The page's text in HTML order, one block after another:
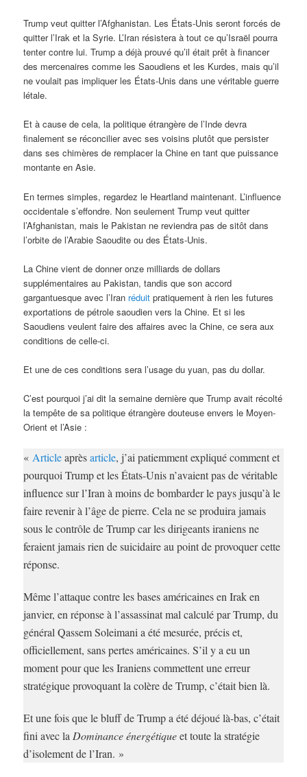
Trump veut quitter l’Afghanistan. Les États-Unis seront forcés de
quitter l’Irak et la Syrie. L’Iran résistera à tout ce qu’Israël pourra
tenter contre lui. Trump a déjà prouvé qu’il était prêt à financer
des mercenaires comme les Saoudiens et les Kurdes, mais qu’il
ne voulait pas impliquer les États-Unis dans une véritable guerre
létale.
Et à cause de cela, la politique étrangère de l’Inde devra
finalement se réconcilier avec ses voisins plutôt que persister
dans ses chimères de remplacer la Chine en tant que puissance
montante en Asie.
En termes simples, regardez le Heartland maintenant. L’influence
occidentale s’effondre. Non seulement Trump veut quitter
l’Afghanistan, mais le Pakistan ne reviendra pas de sitôt dans
l’orbite de l’Arabie Saoudite ou des États-Unis.
La Chine vient de donner onze milliards de dollars
supplémentaires au Pakistan, tandis que son accord
gargantuesque avec l’Iran réduit pratiquement à rien les futures
exportations de pétrole saoudien vers la Chine. Et si les
Saoudiens veulent faire des affaires avec la Chine, ce sera aux
conditions de celle-ci.
Et une de ces conditions sera l’usage du yuan, pas du dollar.
C’est pourquoi j’ai dit la semaine dernière que Trump avait récolté
la tempête de sa politique étrangère douteuse envers le Moyen-
Orient et l’Asie :
« Articleaprèsarticle, j’ai patiemment expliqué comment et
pourquoi Trump et les États-Unis n’avaient pas de véritable
influence sur l’Iran à moins de bombarder le pays jusqu’à le
faire revenir à l’âge de pierre. Cela ne se produira jamais
sous le contrôle de Trump car les dirigeants iraniens ne
feraient jamais rien de suicidaire au point de provoquer cette
réponse.
Même l’attaque contre les bases américaines en Irak en
janvier, en réponse à l’assassinat mal calculé par Trump, du
général Qassem Soleimani a été mesurée, précis et,
officiellement, sans pertes américaines. S’il y a eu un
moment pour que les Iraniens commettent une erreur
stratégique provoquant la colère de Trump, c’était bien là.
Et une fois que le bluff de Trump a été déjoué là-bas, c’était
fini avec laDominance énergétiqueet toute la stratégie
d’isolement de l’Iran. »